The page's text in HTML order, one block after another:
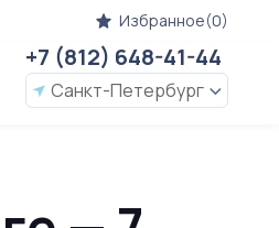
Избранное(0)
+7 (812) 648-41-44
Санкт-Петербург